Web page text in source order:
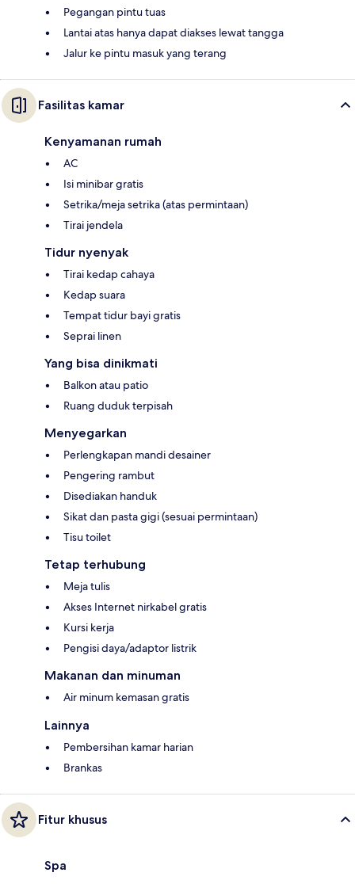
Pegangan pintu tuas
Lantai atas hanya dapat diakses lewat tangga
Jalur ke pintu masuk yang terang
Fasilitas kamar
Kenyamanan rumah
AC
Isi minibar gratis
Setrika/meja setrika (atas permintaan)
Tirai jendela
Tidur nyenyak
Tirai kedap cahaya
Kedap suara
Tempat tidur bayi gratis
Seprai linen
Yang bisa dinikmati
Balkon atau patio
Ruang duduk terpisah
Menyegarkan
Perlengkapan mandi desainer
Pengering rambut
Disediakan handuk
Sikat dan pasta gigi (sesuai permintaan)
Tisu toilet
Tetap terhubung
Meja tulis
Akses Internet nirkabel gratis
Kursi kerja
Pengisi daya/adaptor listrik
Makanan dan minuman
Air minum kemasan gratis
Lainnya
Pembersihan kamar harian
Brankas
Fitur khusus
Spa